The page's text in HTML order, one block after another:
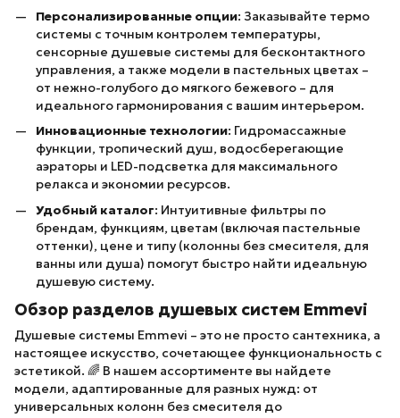
Персонализированные опции: Заказывайте термо
системы с точным контролем температуры,
сенсорные душевые системы для бесконтактного
управления, а также модели в пастельных цветах –
от нежно-голубого до мягкого бежевого – для
идеального гармонирования с вашим интерьером.
Инновационные технологии: Гидромассажные
функции, тропический душ, водосберегающие
аэраторы и LED-подсветка для максимального
релакса и экономии ресурсов.
Удобный каталог: Интуитивные фильтры по
брендам, функциям, цветам (включая пастельные
оттенки), цене и типу (колонны без смесителя, для
ванны или душа) помогут быстро найти идеальную
душевую систему.
Обзор разделов душевых систем Emmevi
Душевые системы Emmevi – это не просто сантехника, а
настоящее искусство, сочетающее функциональность с
эстетикой. 🌈 В нашем ассортименте вы найдете
модели, адаптированные для разных нужд: от
универсальных колонн без смесителя до